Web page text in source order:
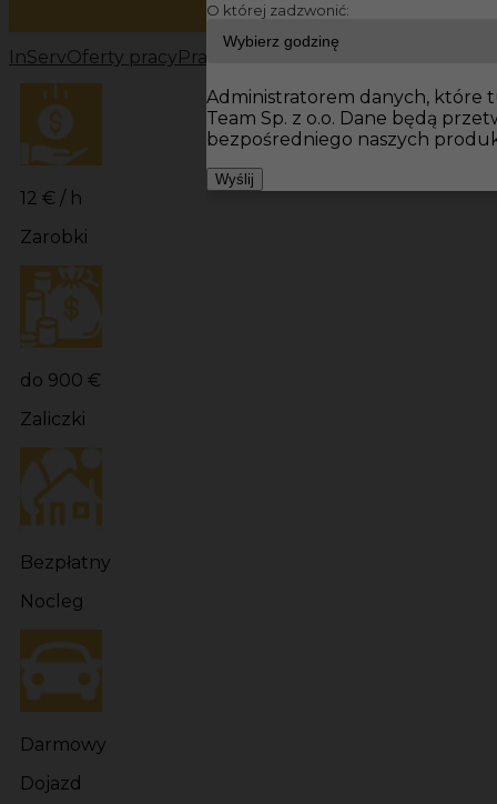
InServOferty pracy Prace wykończeniowe Niemcy
12 € / h
Zarobki
do 900 €
Zaliczki
Bezpłatny
Nocleg
Darmowy
Dojazd
O której zadzwonić:
Administratorem danych, które
Team Sp. z o.o. Dane będą
bezpośredniego naszych
Wyślij